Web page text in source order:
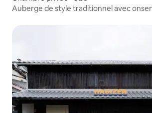
Auberge de style traditionnel avec